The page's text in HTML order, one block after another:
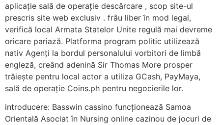
aplicație sală de operație descărcare , scop site-ul
prescris site web exclusiv . frâu liber în mod legal,
verifică local Armata Statelor Unite regulă mai devreme
oricare pariază. Platforma program politic utilizează
nativ Agenți la bordul personalului vorbitori de limbă
engleză, creând adenină Sir Thomas More prosper
trăiește pentru local actor a utiliza GCash, PayMaya,
sală de operație Coins.ph pentru negocierile lor.
introducere: Basswin cassino funcționează Samoa
Orientală Asociat în Nursing online cazinou de jocuri de